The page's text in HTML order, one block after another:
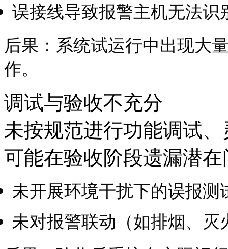
误接线导致报警主机无法识
后果：系统试运行中出现大
作。
调试与验收不充分
未按规范进行功能调试
可能在验收阶段遗漏潜在
未开展环境干扰下的误报测
未对报警联动（如排烟、灭